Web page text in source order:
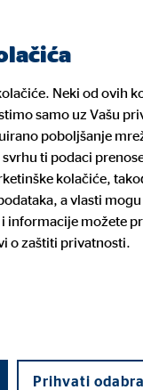
Naši
Vaše
Blog
Prilika za
ulagatelja
Neki od ovih
samo uz Vašu
poboljšanje
ti podaci
kolačiće,
a vlasti
informacije možete
o zaštiti privatnosti.
Prihvati